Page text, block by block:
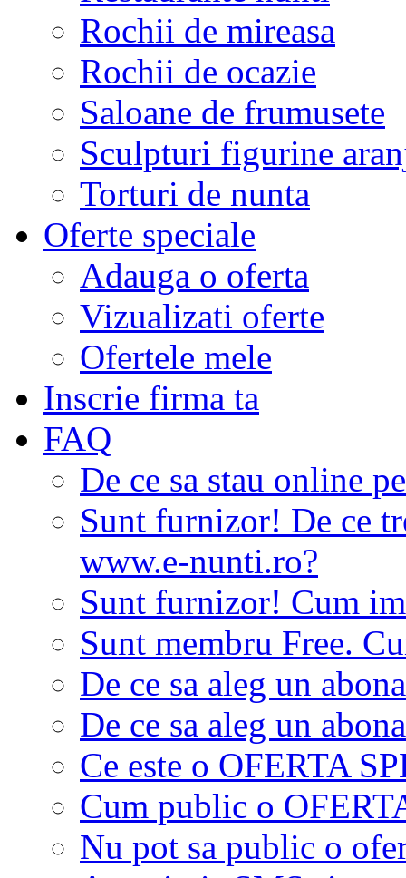
Rochii de mireasa
Rochii de ocazie
Saloane de frumusete
Sculpturi figurine
Torturi de nunta
Oferte speciale
Adauga o oferta
Vizualizati oferte
Ofertele mele
Inscrie firma ta
FAQ
De ce sa stau online
Sunt furnizor! De ce
www.e-nunti.ro?
Sunt furnizor! Cum
Sunt membru Free.
De ce sa aleg un
De ce sa aleg un
Ce este o OFERTA
Cum public o
Nu pot sa public o